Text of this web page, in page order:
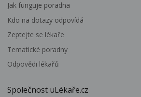
Jak funguje poradna
Kdo na dotazy odpovídá
Zeptejte se lékaře
Tematické poradny
Odpovědi lékařů
Společnost uLékaře.cz